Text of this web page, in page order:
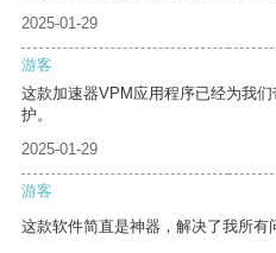
2025-01-29
游客
这款加速器VPM应用程序已经为我
护。
2025-01-29
游客
这款软件简直是神器，解决了我所有